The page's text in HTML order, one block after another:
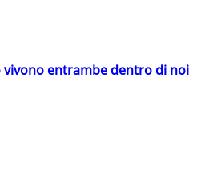
vivono entrambe dentro di noi